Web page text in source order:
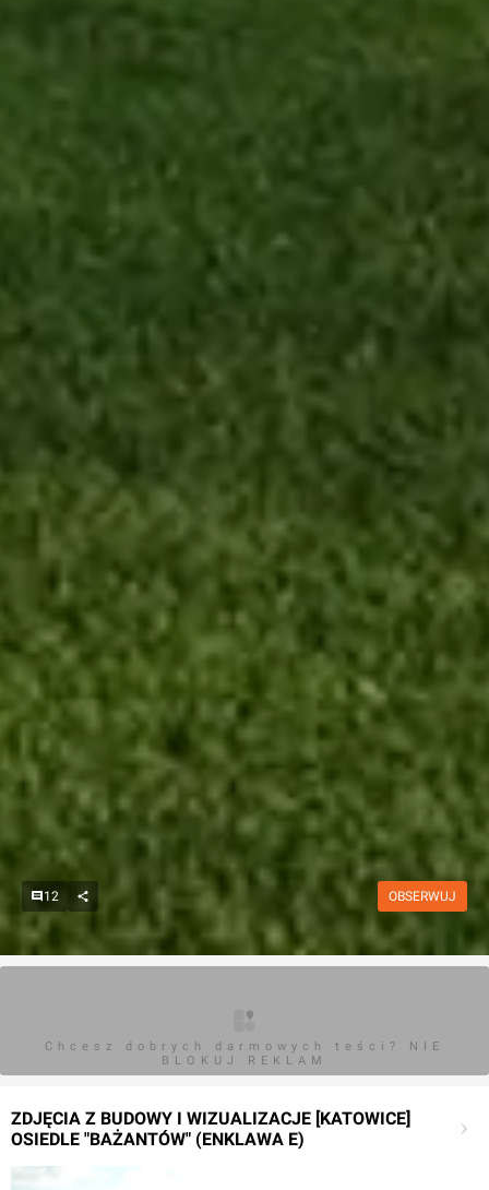
12 OBSERWUJ
Chcesz dobrych darmowych teści? NIE
BLOKUJ REKLAM
ZDJĘCIA Z BUDOWY I WIZUALIZACJE [KATOWICE]
OSIEDLE "BAŻANTÓW" (ENKLAWA E)